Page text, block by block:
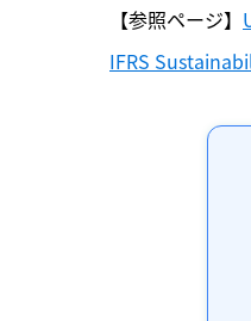
【参照ページ】
IFRS